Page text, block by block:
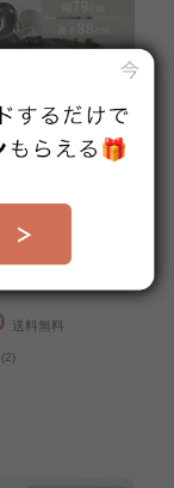
ビネット ブラッ
送料無料
(2)